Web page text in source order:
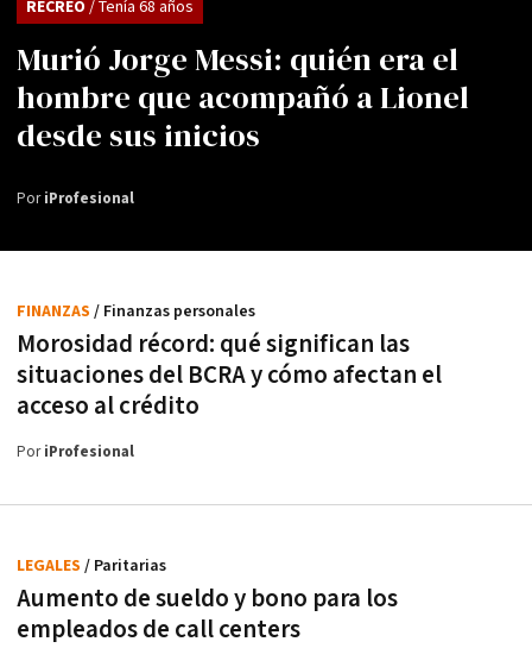
Murió Jorge Messi: quién era el
hombre que acompañó a Lionel
desde sus inicios
RECREO / Tenía 68 años
PoriProfesional
Morosidad récord: qué significan las
situaciones del BCRA y cómo afectan el
acceso al crédito
FINANZAS / Finanzas personales
PoriProfesional
Aumento de sueldo y bono para los
empleados de call centers
LEGALES / Paritarias